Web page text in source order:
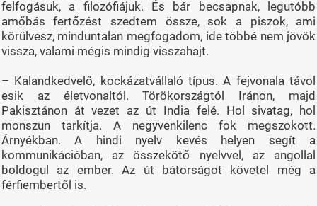
felfogásuk, a filozófiájuk. És bár becsapnak, legutóbb
amőbás fertőzést szedtem össze, sok a piszok, ami
körülvesz, minduntalan megfogadom, ide többé nem jövök
vissza, valami mégis mindig visszahajt.
– Kalandkedvelő, kockázatvállaló típus. A fejvonala távol
esik az életvonaltól. Törökországtól Iránon, majd
Pakisztánon át vezet az út India felé. Hol sivatag, hol
monszun tarkítja. A negyvenkilenc fok megszokott.
Árnyékban. A hindi nyelv kevés helyen segít a
kommunikációban, az összekötő nyelvvel, az angollal
boldogul az ember. Az út bátorságot követel még a
férfiembertől is.